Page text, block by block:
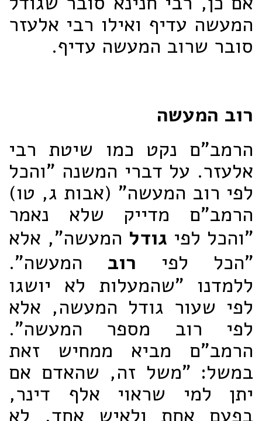
המעשה עדיף ואילו רבי אלעזר
סובר שרוב המעשה עדיף.
רוב המעשה
הרמב"ם נקט כמו שיטת רבי
אלעזר. על דברי המשנה "והכל
לפי רוב המעשה" (אבות ג, טו)
הרמב"ם מדייק שלא נאמר
"והכל לפי גודל המעשה", אלא
"הכל לפי רוב המעשה".
ללמדנו "שהמעלות לא יושגו
לפי שעור גודל המעשה, אלא
לפי רוב מספר המעשה".
הרמב"ם מביא ממחיש זאת
במשל: "משל זה, שהאדם אם
יתן למי שראוי אלף דינר,